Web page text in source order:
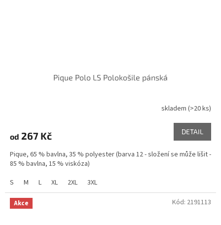
Pique Polo LS Polokošile pánská
skladem (>20 ks)
od 267 Kč DETAIL
Pique, 65 % bavlna, 35 % polyester (barva 12 - složení se může lišit -
85 % bavlna, 15 % viskóza)
S
M L XL 2XL 3XL
Akce Kód: 2191113